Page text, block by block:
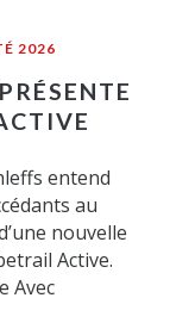
2026
entend
au
nouvelle
Active.
Avec